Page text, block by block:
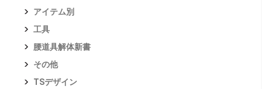
アイテム別
工具
腰道具解体新書
その他
TSデザイン